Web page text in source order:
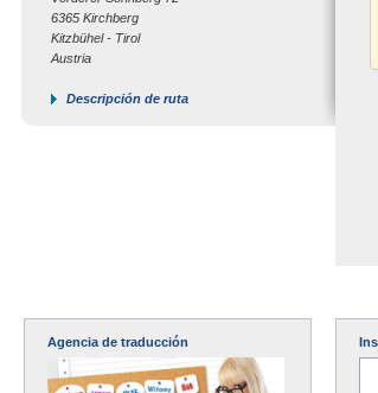
6365 Kirchberg
Kitzbühel - Tirol
Austria
Descripción de ruta
Agencia de traducción